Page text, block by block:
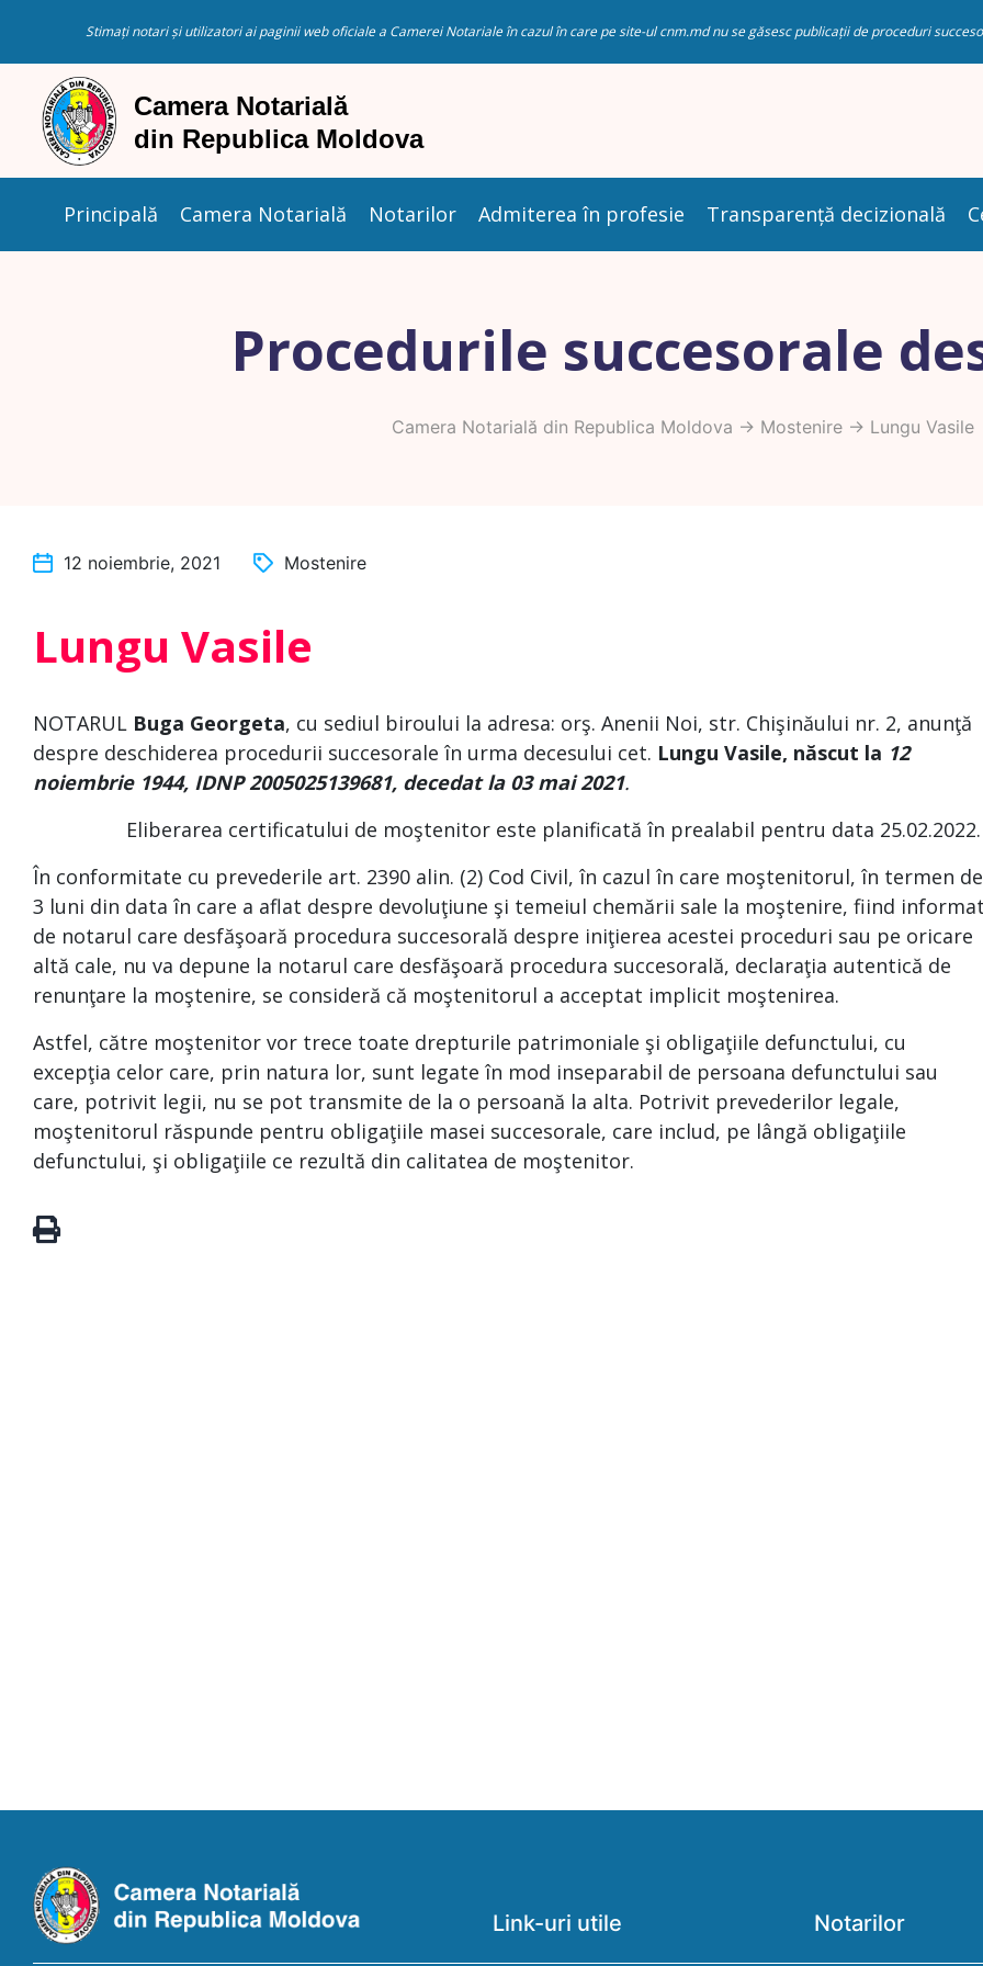
Stimați notari și utilizatori ai paginii web oficiale a Camerei Notariale în cazul în care pe site-ul cnm.md nu se găsesc publicații de proceduri
Principală Camera Notarială Notarilor Admiterea în profesie Transparență decizională
Procedurile succesorale
Camera Notarială din Republica Moldova -> Mostenire-> Lungu Vasile
12 noiembrie, 2021 Mostenire
Lungu Vasile
NOTARUL Buga Georgeta, cu sediul biroului la adresa: orş. Anenii Noi, str. Chişinăului nr. 2, anunţă
despre deschiderea procedurii succesorale în urma decesului cet. Lungu Vasile, născut la 12
noiembrie 1944, IDNP 2005025139681, decedat la 03 mai 2021.
Eliberarea certificatului de moştenitor este planificată în prealabil pentru data 25.02.2022.
În conformitate cu prevederile art. 2390 alin. (2) Cod Civil, în cazul în care moştenitorul, în termen de
3 luni din data în care a aflat despre devoluţiune şi temeiul chemării sale la moştenire, fiind informat
de notarul care desfăşoară procedura succesorală despre iniţierea acestei proceduri sau pe oricare
altă cale, nu va depune la notarul care desfăşoară procedura succesorală, declaraţia autentică de
renunţare la moştenire, se consideră că moştenitorul a acceptat implicit moştenirea.
Astfel, către moştenitor vor trece toate drepturile patrimoniale şi obligaţiile defunctului, cu
excepţia celor care, prin natura lor, sunt legate în mod inseparabil de persoana defunctului sau
care, potrivit legii, nu se pot transmite de la o persoană la alta. Potrivit prevederilor legale,
moştenitorul răspunde pentru obligaţiile masei succesorale, care includ, pe lângă obligaţiile
defunctului, şi obligaţiile ce rezultă din calitatea de moştenitor.
Link-uri utile Notarilor